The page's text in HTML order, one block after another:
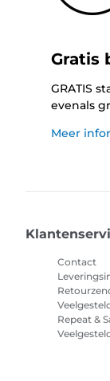
Gratis
GRATIS
evenals
Meer
Contact
Repeat &